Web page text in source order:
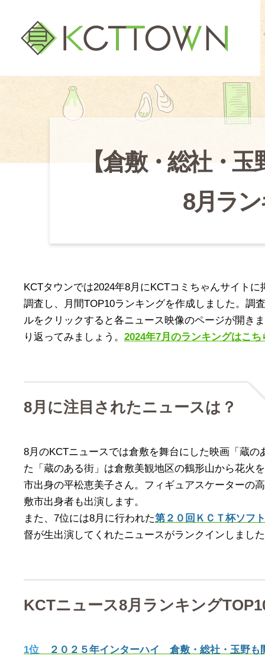
【倉敷・総社・
8月ラ
KCTタウンでは2024年8月にKCTコミちゃんサイト
調査し、月間TOP10ランキングを作成しました。調
ルをクリックすると各ニュース映像のページが開き
り返ってみましょう。 2024年7月のランキングはこち
8月に注目されたニュースは？
8月のKCTニュースでは倉敷を舞台にした映画「蔵
た「蔵のある街」は倉敷美観地区の鶴形山から花火
市出身の平松恵美子さん。フィギュアスケーターの
敷市出身者も出演します。
また、7位には8月に行われた第２０回ＫＣＴ杯ソフ
督が生出演してくれたニュースがランクインしまし
KCTニュース8月ランキング
1位 ２０２５年インターハイ 倉敷・総社・玉野も